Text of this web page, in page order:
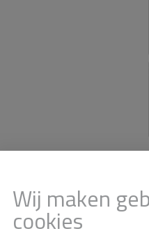
Wij maken
cookies